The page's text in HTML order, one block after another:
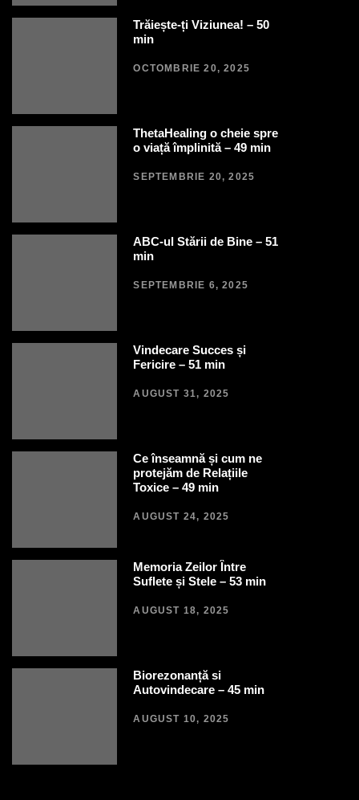
Trăiește-ți Viziunea! – 50
min
OCTOMBRIE 20, 2025
ThetaHealing o cheie spre
o viață împlinită – 49 min
SEPTEMBRIE 20, 2025
ABC-ul Stării de Bine – 51
min
SEPTEMBRIE 6, 2025
Vindecare Succes și
Fericire – 51 min
AUGUST 31, 2025
Ce înseamnă și cum ne
protejăm de Relațiile
Toxice – 49 min
AUGUST 24, 2025
Memoria Zeilor Între
Suflete și Stele – 53 min
AUGUST 18, 2025
Biorezonanță si
Autovindecare – 45 min
AUGUST 10, 2025